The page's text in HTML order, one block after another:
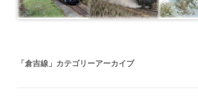
「 倉吉線 」カテゴリーアーカイブ